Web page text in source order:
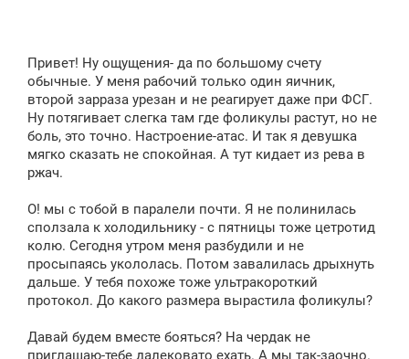
Привет! Ну ощущения- да по большому счету
обычные. У меня рабочий только один яичник,
второй зарраза урезан и не реагирует даже при ФСГ.
Ну потягивает слегка там где фоликулы растут, но не
боль, это точно. Настроение-атас. И так я девушка
мягко сказать не спокойная. А тут кидает из рева в
ржач.
О! мы с тобой в паралели почти. Я не полинилась
сползала к холодильнику - с пятницы тоже цетротид
колю. Сегодня утром меня разбудили и не
просыпаясь укололась. Потом завалилась дрыхнуть
дальше. У тебя похоже тоже ультракороткий
протокол. До какого размера вырастила фоликулы?
Давай будем вместе бояться? На чердак не
приглашаю-тебе далековато ехать. А мы так-заочно.